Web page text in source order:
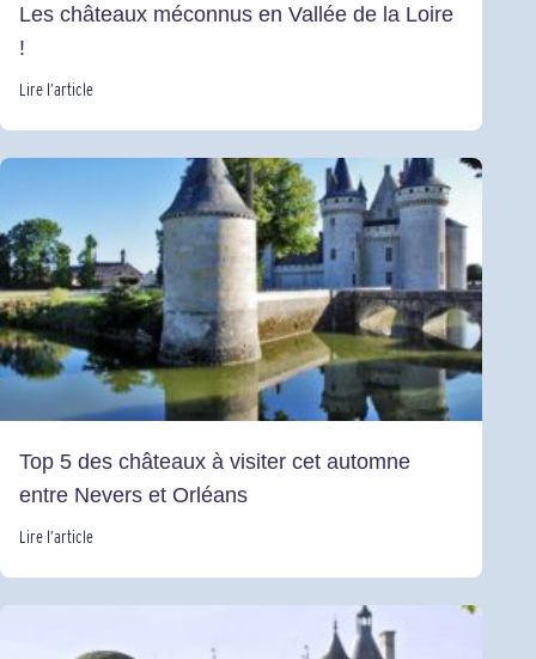
Les châteaux méconnus en Vallée de la Loire
!
Lire l’article
Top 5 des châteaux à visiter cet automne
entre Nevers et Orléans
Lire l’article